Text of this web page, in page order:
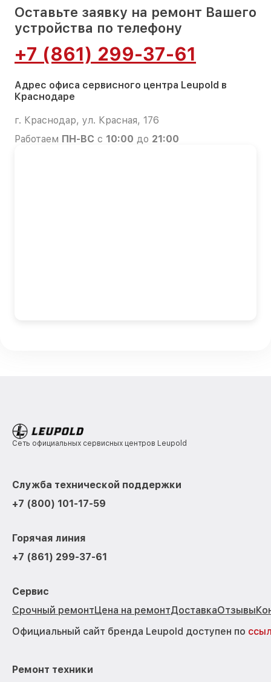
Оставьте заявку на ремонт Вашего
устройства по телефону
+7 (861) 299-37-61
Адрес офиса сервисного центра Leupold в
Краснодаре
г. Краснодар, ул. Красная, 176
Работаем ПН-ВС с 10:00 до 21:00
Сеть официальных сервисных центров Leupold
Служба технической поддержки
+7 (800) 101-17-59
Горячая линия
+7 (861) 299-37-61
Сервис
Срочный ремонтЦена на ремонтДоставкаОтзывы
Официальный сайт бренда Leupold доступен по
Ремонт техники